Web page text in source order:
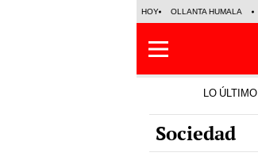
HOY OLLANTA HUMALA
LO ÚLTIMO
Sociedad